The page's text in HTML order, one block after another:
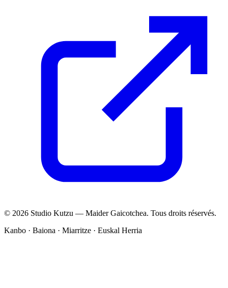
© 2026 Studio Kutzu — Maider Gaicotchea. Tous droits réservés.
Kanbo · Baiona · Miarritze · Euskal Herria